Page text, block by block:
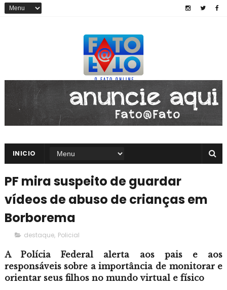
INICIO
PF mira suspeito de guardar
vídeos de abuso de crianças em
Borborema
destaque, Policial
A Polícia Federal alerta aos pais e aos
responsáveis sobre a importância de monitorar e
orientar seus filhos no mundo virtual e físico